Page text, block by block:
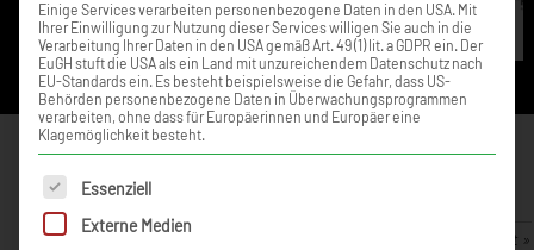
Zimmermann ohne Punkte in
Zandvoort
16. Juli 2021 Zurück zur Artikelübersicht »
Einige Services verarbeiten personenbezogene Daten in den USA. Mit
Ihrer Einwilligung zur Nutzung dieser Services willigen Sie auch in die
Verarbeitung Ihrer Daten in den USA gemäß Art. 49 (1) lit. a GDPR ein. Der
EuGH stuft die USA als ein Land mit unzureichendem Datenschutz nach
EU-Standards ein. Es besteht beispielsweise die Gefahr, dass US-
Behörden personenbezogene Daten in Überwachungsprogrammen
verarbeiten, ohne dass für Europäerinnen und Europäer eine
Klagemöglichkeit besteht.
Es folgt eine Liste der Service-Gruppen, für die eine Einwilligung
Essenziell
Externe Medien